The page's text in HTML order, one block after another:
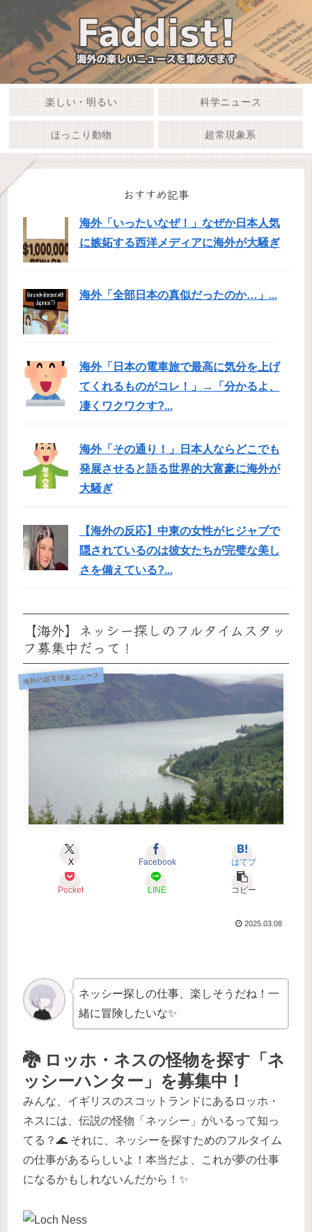
楽しい・明るい 科学ニュース
ほっこり動物 超常現象系
おすすめ記事
海外「いったいなぜ！」なぜか日本人気
に嫉妬する西洋メディアに海外が大騒ぎ
海外「全部日本の真似だったのか…」...
海外「日本の電車旅で最高に気分を上げ
てくれるものがコレ！」→「分かるよ、
凄くワクワクす?...
海外「その通り！」日本人ならどこでも
発展させると語る世界的大富豪に海外が
大騒ぎ
【海外の反応】中東の女性がヒジャブで
隠されているのは彼女たちが完璧な美し
さを備えている?...
【海外】ネッシー探しのフルタイムスタッ
フ募集中だって！
海外の超常現象ニュース
X Facebook はてブ
Pocket LINE コピー
2025.03.08
ネッシー探しの仕事、楽しそうだね！一
緒に冒険したいな✨
🐉 ロッホ・ネスの怪物を探す「ネ
ッシーハンター」を募集中！
みんな、イギリスのスコットランドにあるロッホ・
ネスには、伝説の怪物「ネッシー」がいるって知っ
てる？🌊 それに、ネッシーを探すためのフルタイム
の仕事があるらしいよ！本当だよ、これが夢の仕事
になるかもしれないんだから！✨